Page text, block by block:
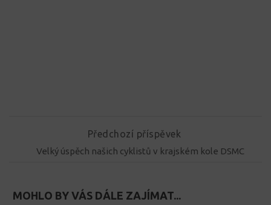
Předchozí příspěvek
Velký úspěch našich cyklistů v krajském kole DSMC
MOHLO BY VÁS DÁLE ZAJÍMAT...